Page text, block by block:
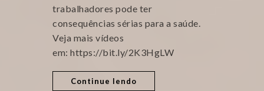
trabalhadores pode ter
consequências sérias para a saúde.
Veja mais vídeos
em: https://bit.ly/2K3HgLW
Continue lendo